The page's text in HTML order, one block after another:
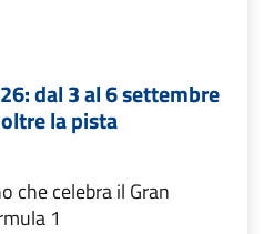
dal 3 al 6 settembre
la pista
che celebra il Gran
1